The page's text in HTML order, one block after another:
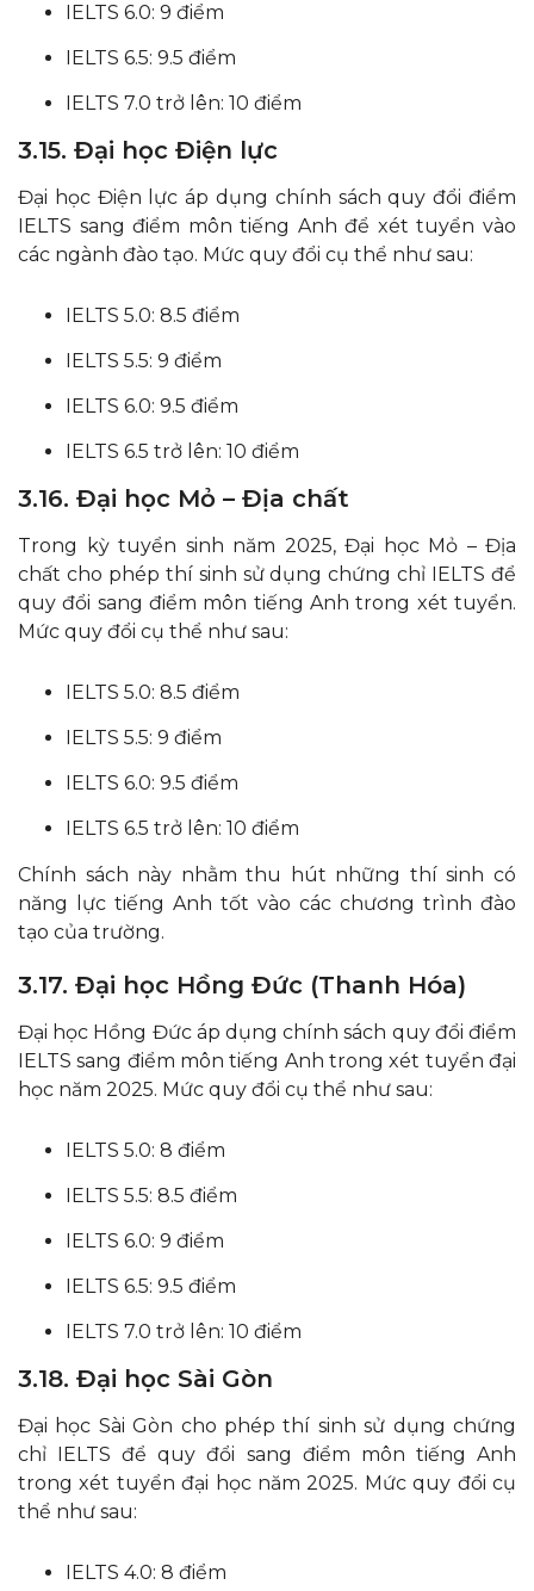
IELTS 6.0: 9 điểm
IELTS 6.5: 9.5 điểm
IELTS 7.0 trở lên: 10 điểm​
3.15. Đại học Điện lực
Đại học Điện lực áp dụng chính sách quy đổi điểm
IELTS sang điểm môn tiếng Anh để xét tuyển vào
các ngành đào tạo. Mức quy đổi cụ thể như sau:
IELTS 5.0: 8.5 điểm
IELTS 5.5: 9 điểm
IELTS 6.0: 9.5 điểm
IELTS 6.5 trở lên: 10 điểm​
3.16. Đại học Mỏ – Địa chất
Trong kỳ tuyển sinh năm 2025, Đại học Mỏ – Địa
chất cho phép thí sinh sử dụng chứng chỉ IELTS để
quy đổi sang điểm môn tiếng Anh trong xét tuyển.
Mức quy đổi cụ thể như sau:​
IELTS 5.0: 8.5 điểm
IELTS 5.5: 9 điểm
IELTS 6.0: 9.5 điểm
IELTS 6.5 trở lên: 10 điểm​
Chính sách này nhằm thu hút những thí sinh có
năng lực tiếng Anh tốt vào các chương trình đào
tạo của trường.​
3.17. Đại học Hồng Đức (Thanh Hóa)
Đại học Hồng Đức áp dụng chính sách quy đổi điểm
IELTS sang điểm môn tiếng Anh trong xét tuyển đại
học năm 2025. Mức quy đổi cụ thể như sau:​
IELTS 5.0: 8 điểm
IELTS 5.5: 8.5 điểm
IELTS 6.0: 9 điểm
IELTS 6.5: 9.5 điểm
IELTS 7.0 trở lên: 10 điểm
3.18. Đại học Sài Gòn
Đại học Sài Gòn cho phép thí sinh sử dụng chứng
chỉ IELTS để quy đổi sang điểm môn tiếng Anh
trong xét tuyển đại học năm 2025. Mức quy đổi cụ
thể như sau:​
IELTS 4.0: 8 điểm